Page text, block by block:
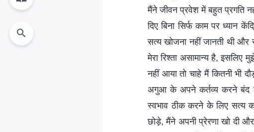
मैंने जीवन प्रवेश में बहुत प्रगति
दिए बिना सिर्फ काम पर ध्यान
सत्य खोजना नहीं जानती थी और
मेरा रिश्ता असामान्य है,
नहीं आया तो चाहे मैं कितनी भी
अगुआ के अपने कर्तव्य करने बंद
स्वभाव ठीक करने के लिए सत्य
छोड़े, मैंने अपनी प्रेरणा खो दी और